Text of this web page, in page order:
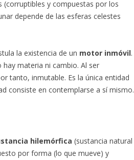
(corruptibles y compuestas por los
depende de las esferas celestes
la existencia de un motor inmóvil.
materia ni cambio. Al ser
tanto, inmutable. Es la única entidad
consiste en contemplarse a sí mismo.
hilemórfica (sustancia natural
por forma (lo que mueve) y